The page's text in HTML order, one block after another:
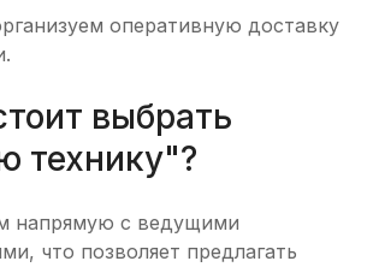
оперативную доставку
выбрать
технику"?
напрямую с ведущими
что позволяет предлагать